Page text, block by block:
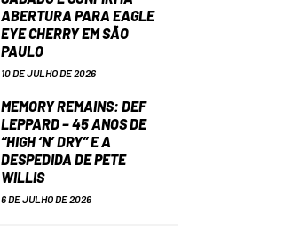
ABERTURA PARA EAGLE
EYE CHERRY EM SÃO
PAULO
10 DE JULHO DE 2026
MEMORY REMAINS: DEF
LEPPARD – 45 ANOS DE
“HIGH ‘N’ DRY” E A
DESPEDIDA DE PETE
WILLIS
6 DE JULHO DE 2026